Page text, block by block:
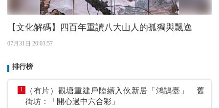
【文化解碼】四百年重讀八大山人的孤獨與飄逸
07月31日 20:03:57
排行榜
1
（有片）觀塘重建戶陸續入伙新居「鴻鵠臺」 舊
街坊：「開心過中六合彩」